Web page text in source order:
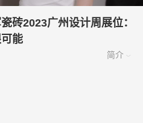
砖2023广州设计周展位：
能